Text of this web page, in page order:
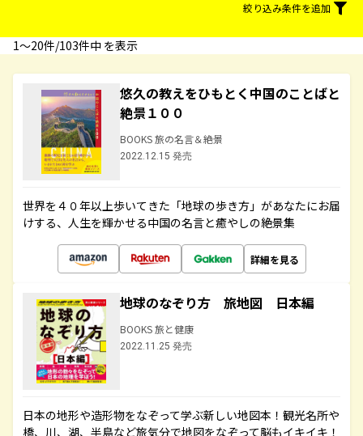
絞り込み条件を追加
1〜20件/103件中 を表示
悠久の教えをひもとく中国のことばと
絶景１００
BOOKS 旅の名言＆絶景
2022.12.15 発売
世界を４０年以上歩いてきた「地球の歩き方」があなたにお届
けする、人生を輝かせる中国の名言と癒やしの絶景集
詳細を見る
地球のなぞり方 旅地図 日本編
BOOKS 旅と健康
2022.11.25 発売
日本の地形や造形物をなぞって学ぶ新しい地図本！観光名所や
橋、川、湖、半島など旅気分で地図をなぞって脳もイキイキ！